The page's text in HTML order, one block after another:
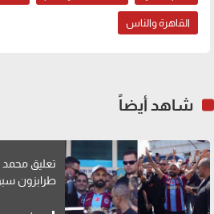
القاهرة والناس
شاهد أيضاً
تعليق محمد
طرابزون